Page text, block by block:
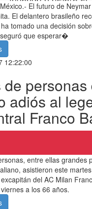
El futuro de
El delantero brasileño
tomado una decisión
que esperar�
12:22:00
de personas
adiós al
Franco
entre ellas grandes
asistieron este
del AC Milan
a los 66 años.